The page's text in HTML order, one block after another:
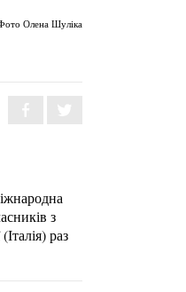
Олена Шуліка
з
раз